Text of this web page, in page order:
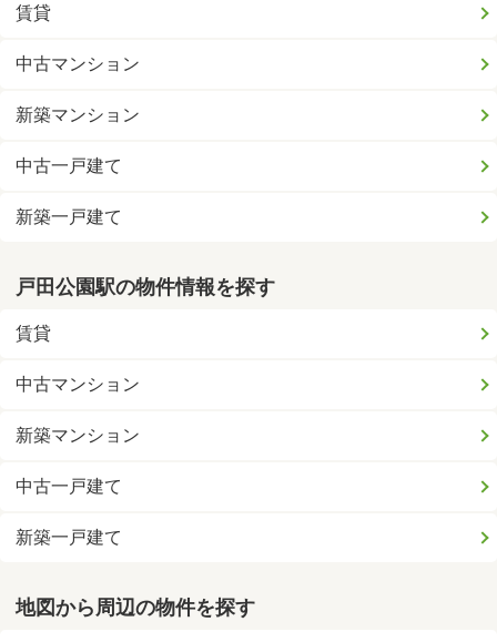
賃貸
中古マンション
新築マンション
中古一戸建て
新築一戸建て
戸田公園駅の物件情報を探す
賃貸
中古マンション
新築マンション
中古一戸建て
新築一戸建て
地図から周辺の物件を探す